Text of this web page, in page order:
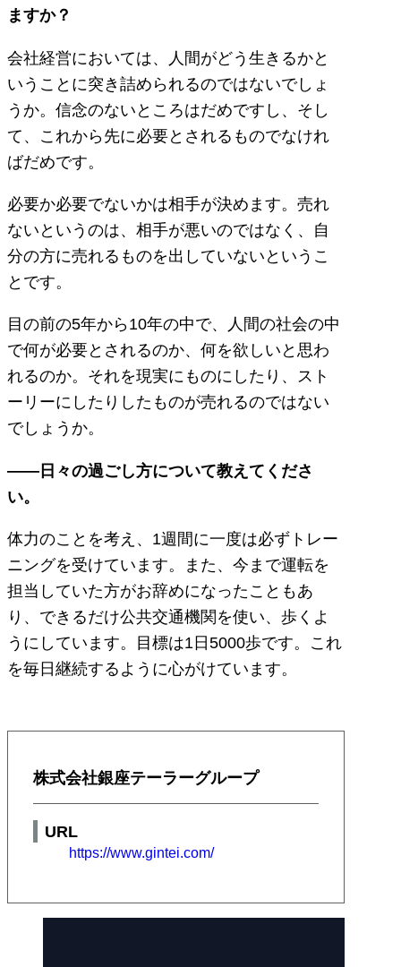
ますか？
会社経営においては、人間がどう生きるかと
いうことに突き詰められるのではないでしょ
うか。信念のないところはだめですし、そし
て、これから先に必要とされるものでなけれ
ばだめです。
必要か必要でないかは相手が決めます。売れ
ないというのは、相手が悪いのではなく、自
分の方に売れるものを出していないというこ
とです。
目の前の5年から10年の中で、人間の社会の中
で何が必要とされるのか、何を欲しいと思わ
れるのか。それを現実にものにしたり、スト
ーリーにしたりしたものが売れるのではない
でしょうか。
——日々の過ごし方について教えてくださ
い。
体力のことを考え、1週間に一度は必ずトレー
ニングを受けています。また、今まで運転を
担当していた方がお辞めになったこともあ
り、できるだけ公共交通機関を使い、歩くよ
うにしています。目標は1日5000歩です。これ
を毎日継続するように心がけています。
株式会社銀座テーラーグループ
URL
https://www.gintei.com/